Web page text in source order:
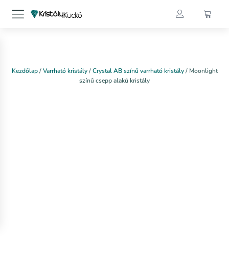
Kezdőlap/Varrható kristály/Crystal AB színű varrható kristály/ Moonlight
színű csepp alakú kristály